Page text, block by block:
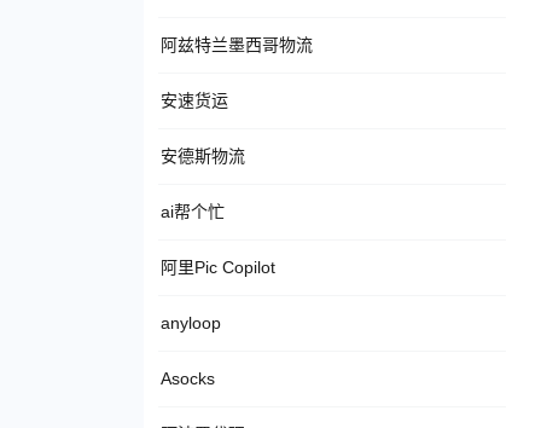
阿兹特兰墨西哥物流
安速货运
安德斯物流
ai帮个忙
阿里Pic Copilot
anyloop
Asocks